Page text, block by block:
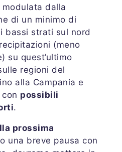
modulata dalla
di un minimo di
bassi strati sul nord
(meno
su quest’ultimo
regioni del
alla Campania e
possibili
.
prossima
una breve pausa con